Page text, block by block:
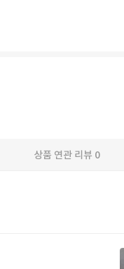
상품 연관 리뷰 0